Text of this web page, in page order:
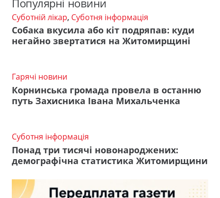
Популярні новини
Суботній лікар, Суботня інформація
Собака вкусила або кіт подряпав: куди
негайно звертатися на Житомирщині
Гарячі новини
Корнинська громада провела в останню
путь Захисника Івана Михальченка
Суботня інформація
Понад три тисячі новонароджених:
демографічна статистика Житомирщини